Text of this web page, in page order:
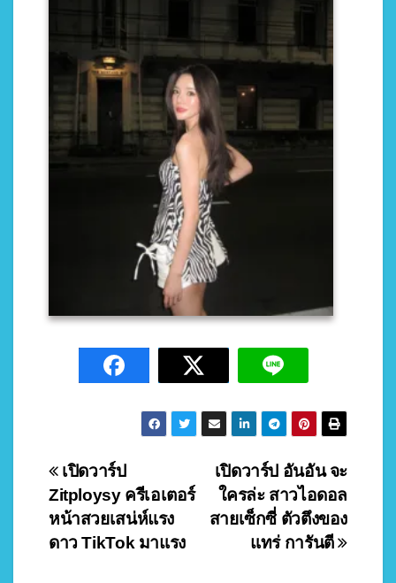
Post
navigation
เปิดวาร์ป อันอัน จะ
ใครล่ะ สาวไอดอล
สายเซ็กซี่ ตัวตึงของ
แทร่ การันตี
เปิดวาร์ป
Zitploysy ครีเอเตอร์
หน้าสวยเสน่ห์แรง
ดาว TikTok มาแรง